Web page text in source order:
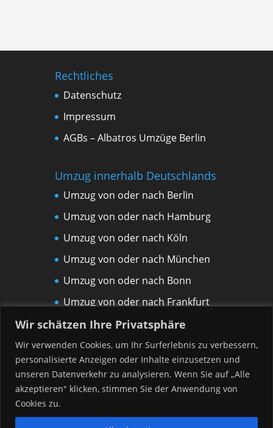
Wir schätzen Ihre Privatsphäre
Wir verwenden Cookies, um Ihr Surferlebnis zu verbessern,
personalisierte Anzeigen oder Inhalte einzusetzen und
unseren Datenverkehr zu analysieren. Wenn Sie auf „Alle
akzeptieren" klicken, stimmen Sie der Anwendung von
Cookies zu.
Rechtliches
Datenschutz
Impressum
AGBs – Albatros Umzüge Berlin
Umzug innerhalb Deutschlands
Umzug von oder nach Berlin
Umzug von oder nach Hamburg
Umzug von oder nach Köln
Umzug von oder nach München
Umzug von oder nach Bonn
Umzug von oder nach Frankfurt
am Main
Umzug von oder nach Leipzig
Umzug von oder nach Rostock
Umzug von oder nach Düsseldorf